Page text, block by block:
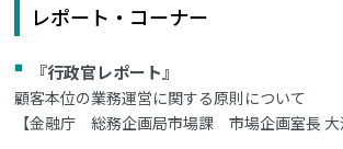
レポート・コーナー
『行政官レポート』
顧客本位の業務運営に関する原則について
【金融庁 総務企画局市場課 市場企画室長